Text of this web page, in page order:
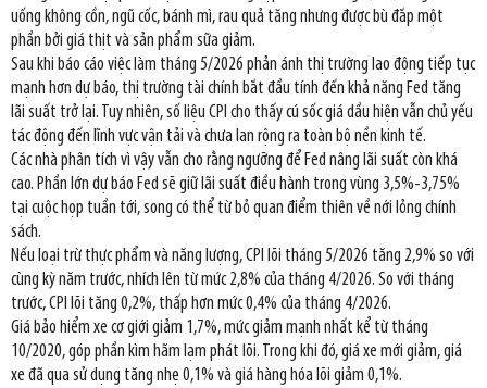
uống không cồn, ngũ cốc, bánh mì, rau quả tăng nhưng được bù đắp một
phần bởi giá thịt và sản phẩm sữa giảm.
Sau khi báo cáo việc làm tháng 5/2026 phản ánh thị trường lao động tiếp tục
mạnh hơn dự báo, thị trường tài chính bắt đầu tính đến khả năng Fed tăng
lãi suất trở lại. Tuy nhiên, số liệu CPI cho thấy cú sốc giá dầu hiện vẫn chủ yếu
tác động đến lĩnh vực vận tải và chưa lan rộng ra toàn bộ nền kinh tế.
Các nhà phân tích vì vậy vẫn cho rằng ngưỡng để Fed nâng lãi suất còn khá
cao. Phần lớn dự báo Fed sẽ giữ lãi suất điều hành trong vùng 3,5%-3,75%
tại cuộc họp tuần tới, song có thể từ bỏ quan điểm thiên về nới lỏng chính
sách.
Nếu loại trừ thực phẩm và năng lượng, CPI lõi tháng 5/2026 tăng 2,9% so với
cùng kỳ năm trước, nhích lên từ mức 2,8% của tháng 4/2026. So với tháng
trước, CPI lõi tăng 0,2%, thấp hơn mức 0,4% của tháng 4/2026.
Giá bảo hiểm xe cơ giới giảm 1,7%, mức giảm mạnh nhất kể từ tháng
10/2020, góp phần kìm hãm lạm phát lõi. Trong khi đó, giá xe mới giảm, giá
xe đã qua sử dụng tăng nhẹ 0,1% và giá hàng hóa lõi giảm 0,1%.